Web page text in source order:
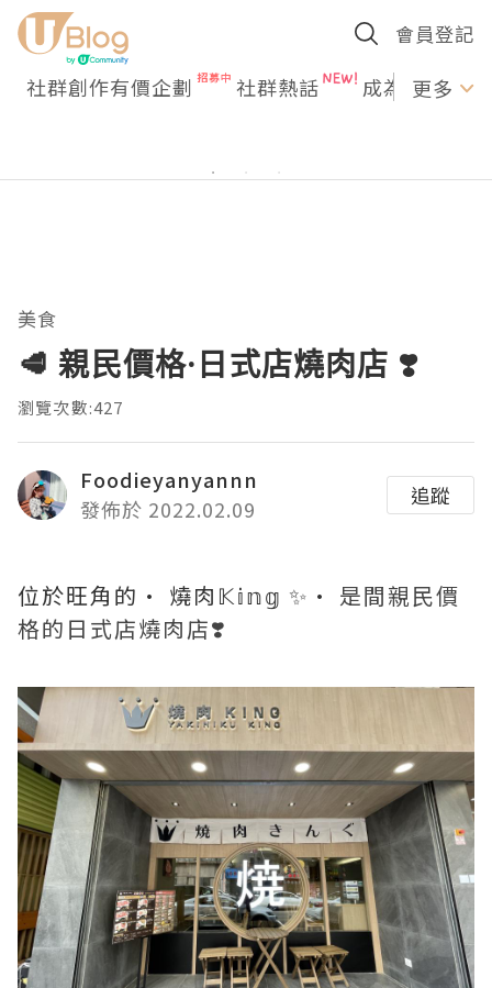
會員登記
社群創作有價企劃 社群熱話 成為U更多
美食
🥩 親民價格·日式店燒肉店 ❣️
瀏覽次數:427
Foodieyanyannn
發佈於 2022.02.09
追蹤
位於旺角的· 燒肉𝕂𝕚𝕟𝕘 ✨· 是間親民價
格的日式店燒肉店❣️